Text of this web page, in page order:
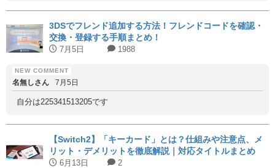
3DSでフレンド追加する方法！フレンドコードを確認・
交換・登録する手順まとめ！
7月5日 1988
名無しさん 7月5日
自分は225341513205です
【Switch2】「キーカード」とは？仕組みや注意点、メ
リット・デメリットを徹底解説｜対応タイトルまとめ
6月13日 2